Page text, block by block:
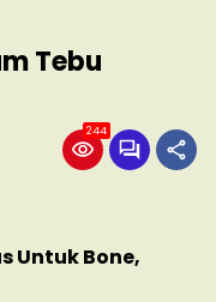
Tebu
244
Untuk Bone,